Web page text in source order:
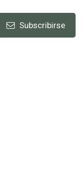
Subscribirse